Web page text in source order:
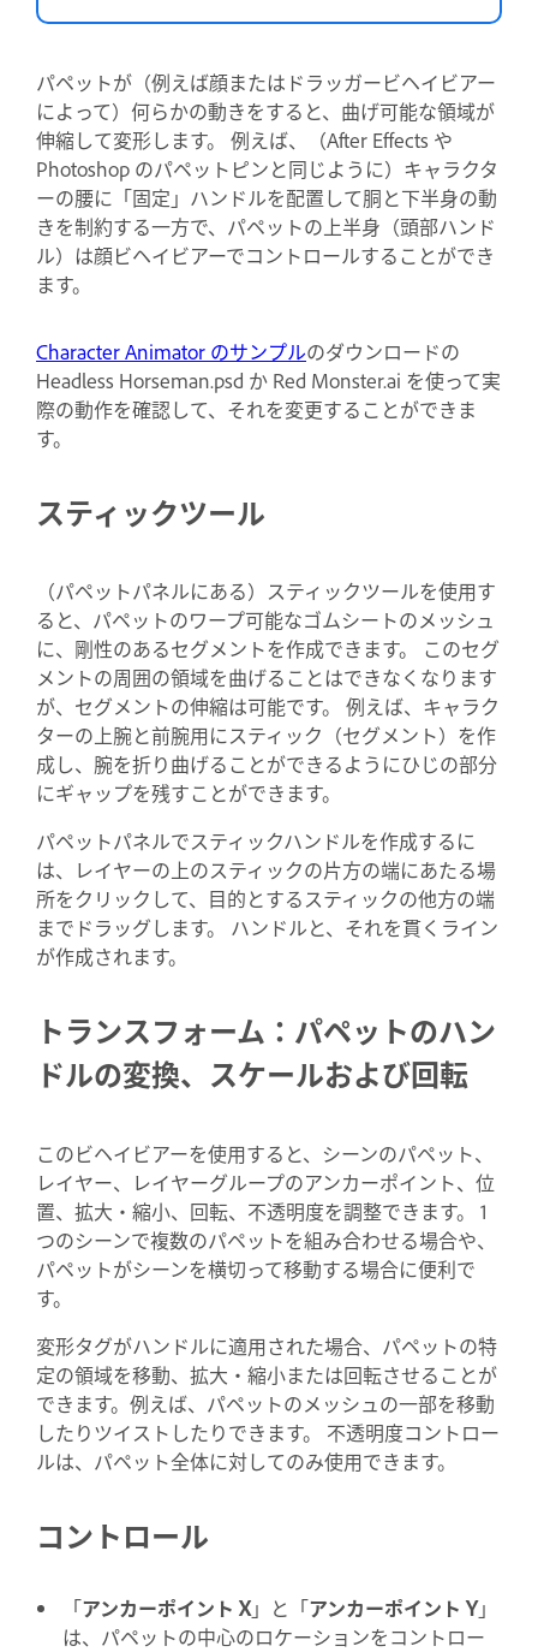
パペットが（例えば顔またはドラッガービヘイビアー
によって）何らかの動きをすると、曲げ可能な領域が
伸縮して変形します。 例えば、（After Effects や
Photoshop のパペットピンと同じように）キャラクタ
ーの腰に「固定」ハンドルを配置して胴と下半身の動
きを制約する一方で、パペットの上半身（頭部ハンド
ル）は顔ビヘイビアーでコントロールすることができ
ます。
Character Animator のサンプルのダウンロードの
Headless Horseman.psd か Red Monster.ai を使って実
際の動作を確認して、それを変更することができま
す。
スティックツール
（パペットパネルにある）スティックツールを使用す
ると、パペットのワープ可能なゴムシートのメッシュ
に、剛性のあるセグメントを作成できます。 このセグ
メントの周囲の領域を曲げることはできなくなります
が、セグメントの伸縮は可能です。 例えば、キャラク
ターの上腕と前腕用にスティック（セグメント）を作
成し、腕を折り曲げることができるようにひじの部分
にギャップを残すことができます。
パペットパネルでスティックハンドルを作成するに
は、レイヤーの上のスティックの片方の端にあたる場
所をクリックして、目的とするスティックの他方の端
までドラッグします。 ハンドルと、それを貫くライン
が作成されます。
トランスフォーム：パペットのハン
ドルの変換、スケールおよび回転
このビヘイビアーを使用すると、シーンのパペット、
レイヤー、レイヤーグループのアンカーポイント、位
置、拡大・縮小、回転、不透明度を調整できます。 1
つのシーンで複数のパペットを組み合わせる場合や、
パペットがシーンを横切って移動する場合に便利で
す。
変形タグがハンドルに適用された場合、パペットの特
定の領域を移動、拡大・縮小または回転させることが
できます。例えば、パペットのメッシュの一部を移動
したりツイストしたりできます。 不透明度コントロー
ルは、パペット全体に対してのみ使用できます。
コントロール
「アンカーポイント X」と「アンカーポイント Y」
は、パペットの中心のロケーションをコントロー